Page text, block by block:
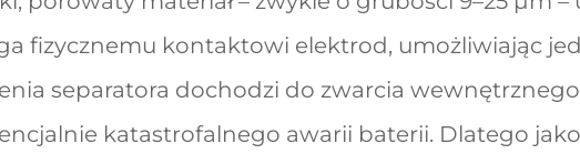
fizycznemu kontaktowi elektrod, umożliwiając
separatora dochodzi do zwarcia
katastrofalnego awarii baterii. Dlatego